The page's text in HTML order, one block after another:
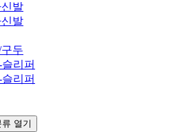
발
발
두
리퍼
리퍼
열기